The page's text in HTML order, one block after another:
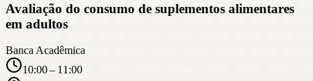
Avaliação do consumo de suplementos alimentares
em adultos
Banca Acadêmica
10:00 – 11:00